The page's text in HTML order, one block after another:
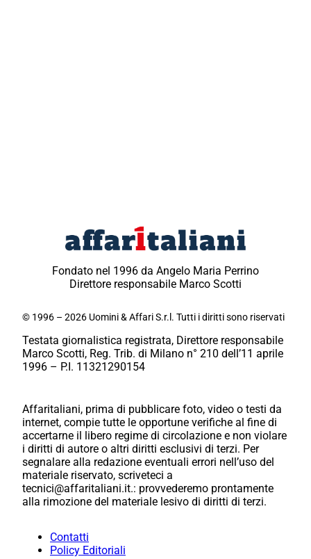
Fondato nel 1996 da Angelo Maria Perrino
Direttore responsabile Marco Scotti
© 1996 – 2026 Uomini & Affari S.r.l. Tutti i diritti sono riservati
Testata giornalistica registrata, Direttore responsabile
Marco Scotti, Reg. Trib. di Milano n° 210 dell’11 aprile
1996 – P.I. 11321290154
Affaritaliani, prima di pubblicare foto, video o testi da
internet, compie tutte le opportune verifiche al fine di
accertarne il libero regime di circolazione e non violare
i diritti di autore o altri diritti esclusivi di terzi. Per
segnalare alla redazione eventuali errori nell’uso del
materiale riservato, scriveteci a
tecnici@affaritaliani.it.: provvederemo prontamente
alla rimozione del materiale lesivo di diritti di terzi.
Contatti
Policy Editoriali